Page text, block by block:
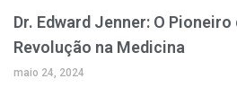
Dr. Edward Jenner: O
Revolução na Medicina
maio 24, 2024